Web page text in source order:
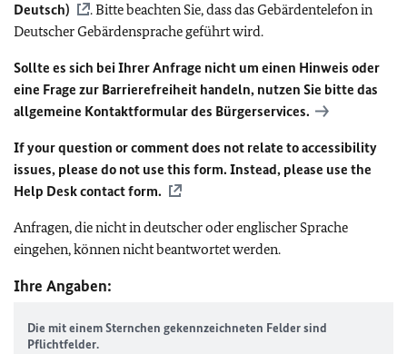
Deutsch)
. Bitte beachten Sie, dass das Gebärdentelefon in
Deutscher Gebärdensprache geführt wird.
Sollte es sich bei Ihrer Anfrage nicht um einen Hinweis oder
eine Frage zur Barrierefreiheit handeln, nutzen Sie bitte das
allgemeine Kontaktformular des Bürgerservices.
If your question or comment does not relate to accessibility
issues, please do not use this form. Instead, please use the
Help Desk contact form.
Anfragen, die nicht in deutscher oder englischer Sprache
eingehen, können nicht beantwortet werden.
Ihre Angaben:
Die mit einem Sternchen gekennzeichneten Felder sind
Pflichtfelder.